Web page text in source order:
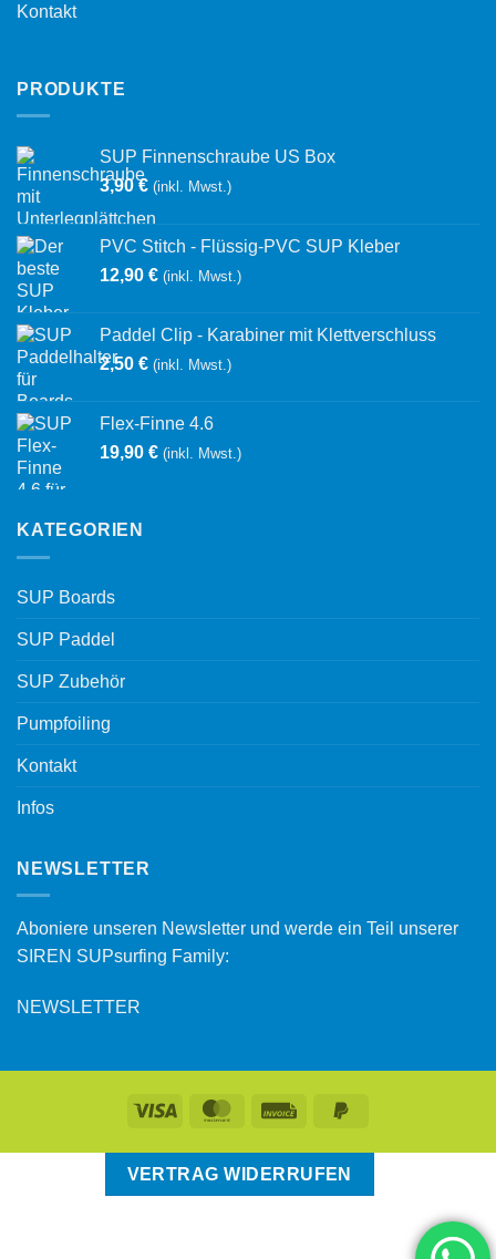
Kontakt
PRODUKTE
SUP Finnenschraube US Box
3,90€ (inkl. Mwst.)
PVC Stitch - Flüssig-PVC SUP Kleber
12,90 € (inkl. Mwst.)
Paddel Clip - Karabiner mit Klettverschluss
2,50 € (inkl. Mwst.)
Flex-Finne 4.6
19,90 € (inkl. Mwst.)
KATEGORIEN
SUP Boards
SUP Paddel
SUP Zubehör
Pumpfoiling
Kontakt
Infos
NEWSLETTER
Aboniere unseren Newsletter und werde ein Teil unserer
SIREN SUPsurfing Family:
NEWSLETTER
VERTRAG WIDERRUFEN